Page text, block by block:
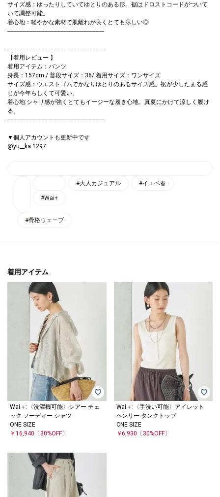
サイズ感：ゆったりしていてゆとりのある形。裾はドロストコードがついて
いて調整可能。
着心地：軽やかな素材で肌離れが良くとても涼しい◎
------------------------------------------------------------------
------------------------------------------------------------------
【着用レビュー 】
着用アイテム：パンツ
身長：157cm / 普段サイズ：36/ 着用サイズ：ワンサイズ
サイズ感：ウエストゴムでかなりゆとりのあるサイズ感。裾が少したまる感
じが今年らしくて可愛い。
着心地:シャリ感が強くとてもイージーな履き心地。真夏にかけて涼しく履け
る。
------------------------------------------------------------------
▼個人アカウントも更新中です
@yu__ka.1297
#Wai+
#大人カジュアル #イエベ春
#骨格ウェーブ
着用アイテム
Wai＋:〈洗濯機可能〉シアー チェ
ック フーディー シャツ
ONE SIZE
￥16,940 〔30%OFF〕
Wai＋:〈手洗い可能〉アイレット
ヘンリー タンクトップ
ONE SIZE
￥6,930 〔30%OFF〕